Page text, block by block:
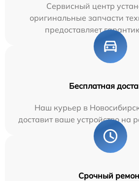
Сервисный центр
оригинальные запчасти
предоставляет
Бесплатная
Наш курьер в
доставит ваше устройство на
Срочный